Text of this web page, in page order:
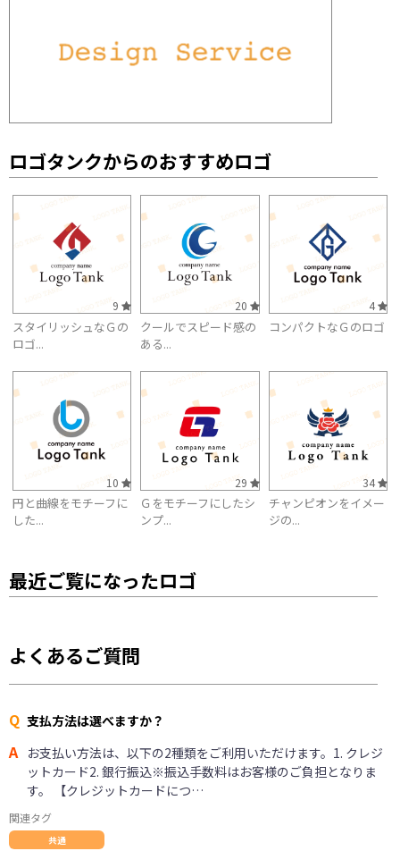
ロゴタンクからのおすすめロゴ
9
スタイリッシュなＧの
ロゴ...
20
クールでスピード感の
ある...
4
コンパクトなＧのロゴ
10
円と曲線をモチーフに
した...
29
Ｇをモチーフにしたシ
ンプ...
34
チャンピオンをイメー
ジの...
最近ご覧になったロゴ
よくあるご質問
Q 支払方法は選べますか？
A お支払い方法は、以下の2種類をご利用いただけます。1. クレジ
ットカード2. 銀行振込※振込手数料はお客様のご負担となりま
す。 【クレジットカードにつ…
関連タグ
共通